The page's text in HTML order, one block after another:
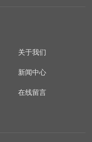
关于我们
新闻中心
在线留言